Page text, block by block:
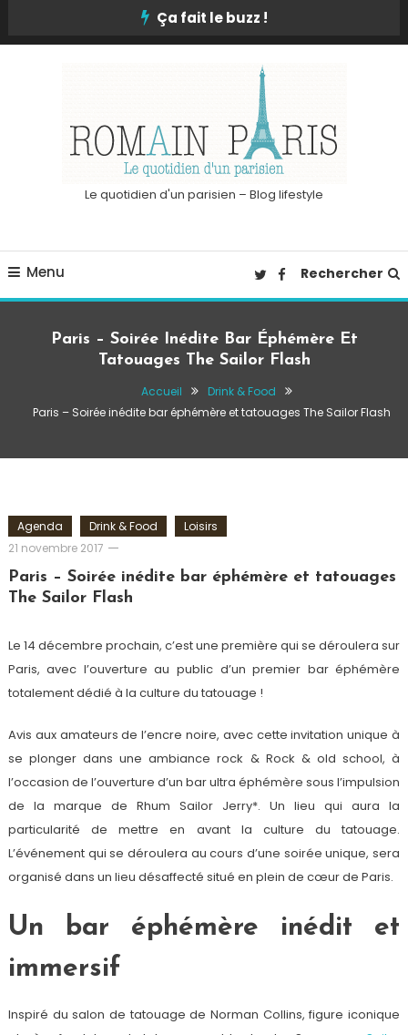
Ça fait le buzz !
Le quotidien d'un parisien – Blog lifestyle
Menu Rechercher
Paris – Soirée Inédite Bar Éphémère Et
Tatouages The Sailor Flash
Accueil
Drink & Food
Paris – Soirée inédite bar éphémère et tatouages The Sailor Flash
Agenda Drink & Food
Loisirs
21 novembre 2017
Romain-
Paris – Soirée inédite bar éphémère et tatouages
The Sailor Flash
Le 14 décembre prochain, c’est une première qui se déroulera sur
Paris, avec l’ouverture au public d’un premier bar éphémère
totalement dédié à la culture du tatouage !
Avis aux amateurs de l’encre noire, avec cette invitation unique à
se plonger dans une ambiance rock & Rock & old school, à
l’occasion de l’ouverture d’un bar ultra éphémère sous l’impulsion
de la marque de Rhum Sailor Jerry*. Un lieu qui aura la
particularité de mettre en avant la culture du tatouage.
L’événement qui se déroulera au cours d’une soirée unique, sera
organisé dans un lieu désaffecté situé en plein de cœur de Paris.
Un bar éphémère inédit et
immersif
Inspiré du salon de tatouage de Norman Collins, figure iconique